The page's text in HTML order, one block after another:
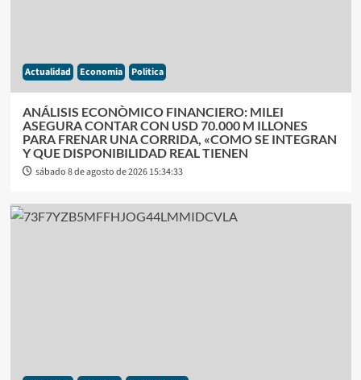
Actualidad Economia Politica
ANÁLISIS ECONÒMICO FINANCIERO: MILEI
ASEGURA CONTAR CON USD 70.000 M ILLONES
PARA FRENAR UNA CORRIDA, «COMO SE INTEGRAN
Y QUE DISPONIBILIDAD REAL TIENEN
sábado 8 de agosto de 2026 15:34:33